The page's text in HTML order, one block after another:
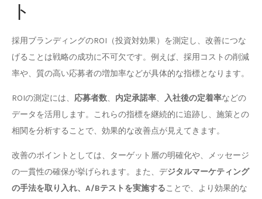
ト
採用ブランディングのROI（投資対効果）を測定し、改善につな
げることは戦略の成功に不可欠です。例えば、採用コストの削減
率や、質の高い応募者の増加率などが具体的な指標となります。
ROIの測定には、 応募者数、 内定承諾率、 入社後の定着率などの
データを活用します。これらの指標を継続的に追跡し、施策との
相関を分析することで、効果的な改善点が見えてきます。
改善のポイントとしては、ターゲット層の明確化や、メッセージ
の一貫性の確保が挙げられます。また、デジタルマーケティング
の手法を取り入れ、A/Bテストを実施することで、より効果的な